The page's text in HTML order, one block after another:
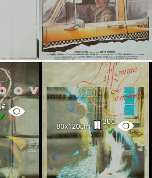
80x120cm
30€
✔